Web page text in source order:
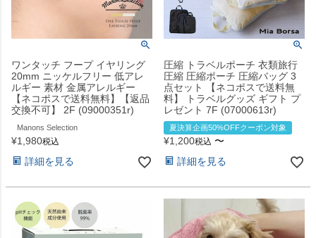
ワンタッチ フープ イヤリング
20mm ニッケルフリー 低アレ
ルギー 素材 金属アレルギー
【ネコポスで送料無料】【返品
交換不可】 2F (09000351r)
Manons Selection
¥1,980税込
詳細を見る
圧縮 トラベルポーチ 衣類旅行
圧縮 圧縮ポーチ 圧縮バッグ 3
点セット 【ネコポスで送料無
料】 トラベルグッズ ギフト プ
レゼント 7F (07000613r)
夏決算企画50%OFFクーポン対象
¥1,200税込 〜
詳細を見る